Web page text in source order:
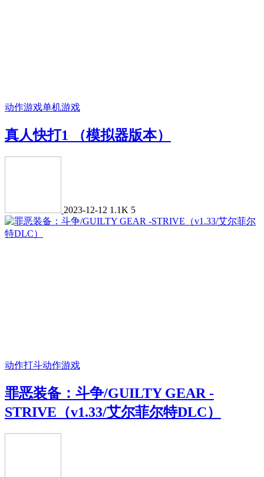
动作游戏单机游戏
真人快打1 （模拟器版本）
2023-12-12 1.1K 5
动作打斗动作游戏
罪恶装备：斗争/GUILTY GEAR -
STRIVE（v1.33/艾尔菲尔特DLC）